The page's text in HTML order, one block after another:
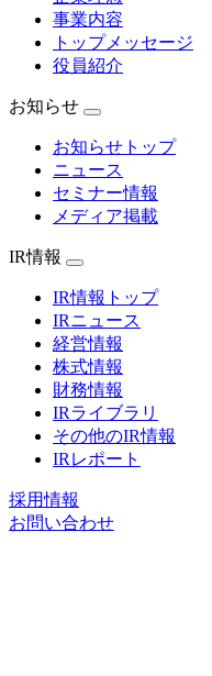
事業内容
トップメッセージ
役員紹介
お知らせ
お知らせトップ
ニュース
セミナー情報
メディア掲載
IR情報
IR情報トップ
IRニュース
経営情報
株式情報
財務情報
IRライブラリ
その他のIR情報
IRレポート
採用情報
お問い合わせ